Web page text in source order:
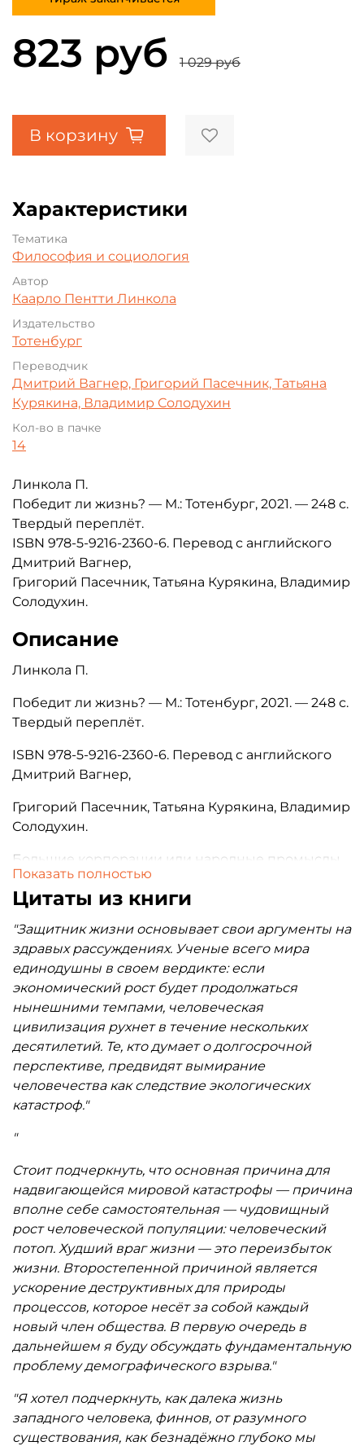
823 руб 1 029 руб
В корзину
Характеристики
Тематика
Философия и социология
Автор
Каарло Пентти Линкола
Издательство
Тотенбург
Переводчик
Дмитрий Вагнер, Григорий Пасечник, Татьяна
Курякина, Владимир Солодухин
Кол-во в пачке
14
Линкола П.
Победит ли жизнь? — М.: Тотенбург, 2021. — 248 с.
Твердый переплёт.
ISBN 978-5-9216-2360-6. Перевод с английского
Дмитрий Вагнер,
Григорий Пасечник, Татьяна Курякина, Владимир
Солодухин.
Описание
Линкола П.
Победит ли жизнь? — М.: Тотенбург, 2021. — 248 с.
Твердый переплёт.
ISBN 978-5-9216-2360-6. Перевод с английского
Дмитрий Вагнер,
Григорий Пасечник, Татьяна Курякина, Владимир
Солодухин.
Большие корпорации или народные промыслы,
машины или ручной труд, электричество или
велосипед, капитал или обмен, индустриальный
птиц или вымирание человечества? Обо всём
этом и о многом другом на рубеже тысячелетий
рассуждает выдающийся финский мыслитель,
популярный писатель, радикальный эколог,
орнитолог и простой рыбак Каарло Пентти
Линкола.
Показать полностью
Цитаты из книги
"Защитник жизни основывает свои аргументы на
здравых рассуждениях. Ученые всего мира
единодушны в своем вердикте: если
экономический рост будет продолжаться
нынешними темпами, человеческая
цивилизация рухнет в течение нескольких
десятилетий. Те, кто думает о долгосрочной
перспективе, предвидят вымирание
человечества как следствие экологических
катастроф."
"
Стоит подчеркнуть, что основная причина для
надвигающейся мировой катастрофы — причина
вполне себе самостоятельная — чудовищный
рост человеческой популяции: человеческий
потоп. Худший враг жизни — это переизбыток
жизни. Второстепенной причиной является
ускорение деструктивных для природы
процессов, которое несёт за собой каждый
новый член общества. В первую очередь в
дальнейшем я буду обсуждать фундаментальную
проблему демографического взрыва."
"Я хотел подчеркнуть, как далека жизнь
западного человека, финнов, от разумного
существования, как безнадёжно глубоко мы